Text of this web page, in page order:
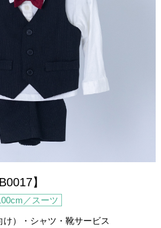
】
／スーツ
け）・シャツ・靴サービス